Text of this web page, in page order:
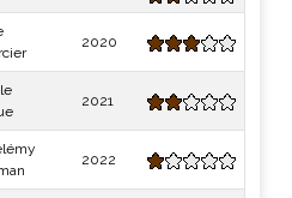
2020
2021
2022